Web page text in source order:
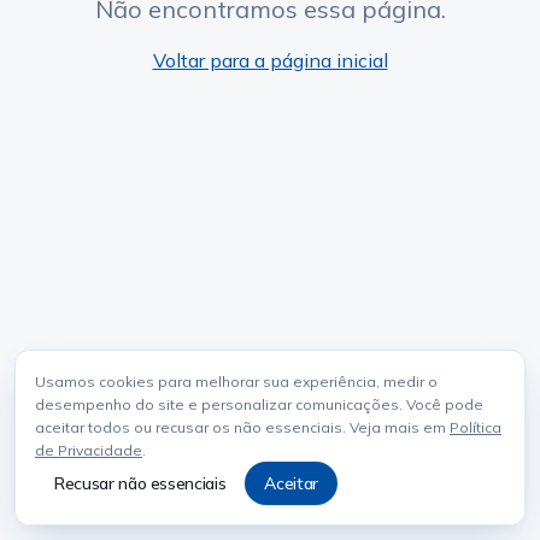
Usamos cookies para melhorar sua experiência, medir o
desempenho do site e personalizar comunicações. Você pode
aceitar todos ou recusar os não essenciais. Veja mais em Política
de Privacidade.
Recusar não essenciais Aceitar
Não encontramos essa página.
Voltar para a página inicial